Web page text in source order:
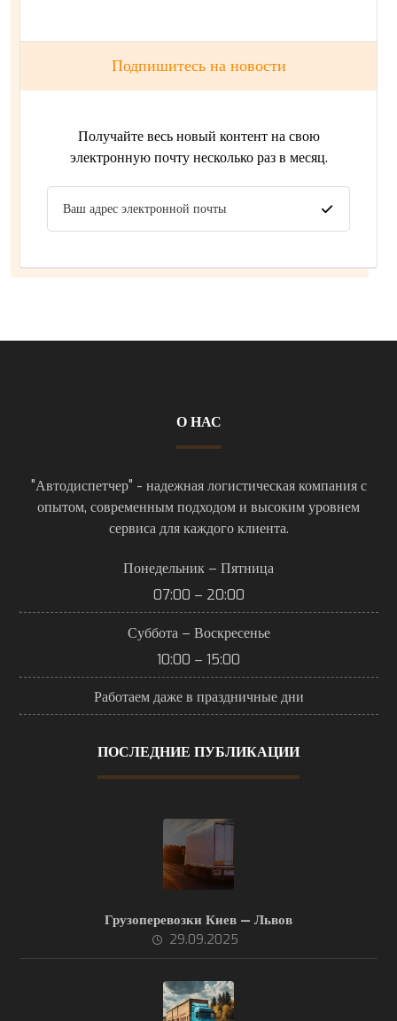
Подпишитесь на новости
Получайте весь новый контент на свою
электронную почту несколько раз в месяц.
О НАС
"Автодиспетчер" - надежная логистическая компания с
опытом, современным подходом и высоким уровнем
сервиса для каждого клиента.
Понедельник – Пятница
07:00 – 20:00
Суббота – Воскресенье
10:00 – 15:00
Работаем даже в праздничные дни
ПОСЛЕДНИЕ ПУБЛИКАЦИИ
Грузоперевозки Киев — Львов
29.09.2025